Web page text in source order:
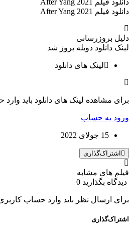
دانلود فیلم After Yang 2021
دلیل بروزرسانی
لینک دانلود دوبله بروز شد
لینک های دانلود
برای مشاهده لینک های دانلود باید
ورود به حساب
15 جولای 2022
اشتراک‌گذاری
فیلم های مشابه
دیدگاه بگذارید 0
برای ارسال نظر باید وارد حساب
اشتراک‌گذاری